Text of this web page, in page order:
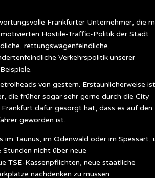
Frankfurter Unternehmer, die
Hostile-Traffic-Politik der Stadt
rettungswagenfeindliche,
Verkehrspolitik unserer
von gestern. Erstaunlicherweise ist
die früher sogar sehr gerne durch die City
dafür gesorgt hat, dass es auf den
geworden ist.
im Taunus, im Odenwald oder im Spessart,
nicht über neue
TSE-Kassenpflichten, neue staatliche
nachdenken zu müssen.